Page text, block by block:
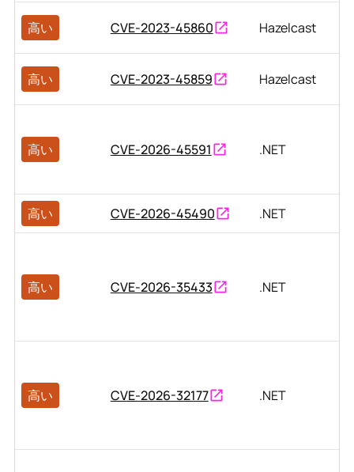
高い CVE-2023-45860 Hazelcast
高い CVE-2023-45859 Hazelcast
高い CVE-2026-45591 .NET
高い CVE-2026-45490 .NET
高い CVE-2026-35433 .NET
高い CVE-2026-32177 .NET